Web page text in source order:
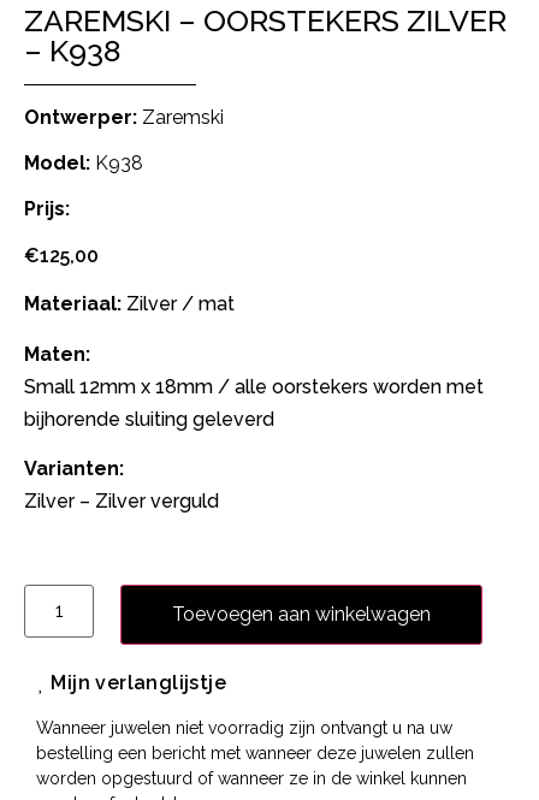
ZAREMSKI – OORSTEKERS ZILVER
– K938
Ontwerper: Zaremski
Model: K938
Prijs:
€125,00
Materiaal: Zilver / mat
Maten:
Small 12mm x 18mm / alle oorstekers worden met
bijhorende sluiting geleverd
Varianten:
Zilver – Zilver verguld
Toevoegen aan winkelwagen
Mijn verlanglijstje
Wanneer juwelen niet voorradig zijn ontvangt u na uw
bestelling een bericht met wanneer deze juwelen zullen
worden opgestuurd of wanneer ze in de winkel kunnen